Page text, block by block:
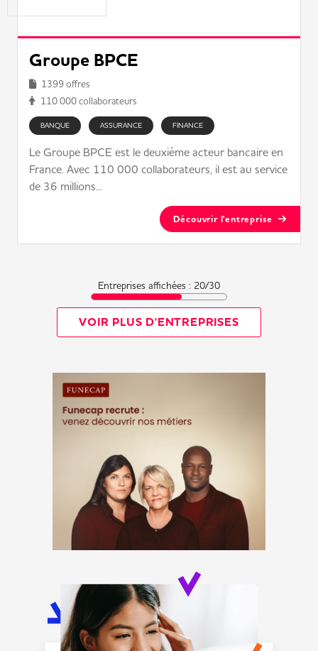
Groupe BPCE
1399 offres
110 000 collaborateurs
BANQUE ASSURANCE FINANCE
Le Groupe BPCE est le deuxième acteur bancaire en
France. Avec 110 000 collaborateurs, il est au service
de 36 millions...
Découvrir l'entreprise
Entreprises affichées : 20/30
VOIR PLUS D'ENTREPRISES